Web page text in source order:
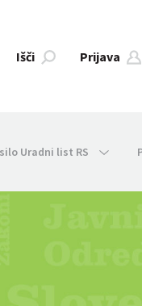
Išči Prijava
Uradni list RS